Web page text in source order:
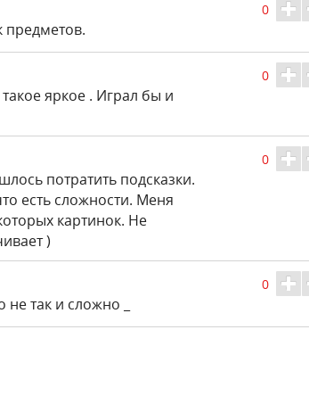
предметов.
0
яркое . Играл бы и
0
потратить подсказки.
есть сложности. Меня
картинок. Не
)
0
так и сложно _
0